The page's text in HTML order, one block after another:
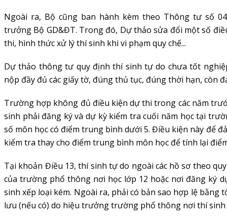
Ngoài ra, Bộ cũng ban hành kèm theo Thông tư số
trưởng Bộ GD&ĐT. Trong đó, Dự thảo sửa đổi một số
thi, hình thức xử lý thí sinh khi vi phạm quy chế...
Dự thảo thông tư quy định thí sinh tự do chưa tốt
nộp đầy đủ các giấy tờ, đúng thủ tục, đúng thời hạn, còn
Trường hợp không đủ điều kiện dự thi trong các năm
sinh phải đăng ký và dự kỳ kiểm tra cuối năm học tại
số môn học có điểm trung bình dưới 5. Điều kiện này để
kiểm tra thay cho điểm trung bình môn học để tính lại
Tại khoản Điều 13, thí sinh tự do ngoài các hồ sơ theo
của trường phổ thông nơi học lớp 12 hoặc nơi đăng ký
sinh xếp loại kém. Ngoài ra, phải có bản sao hợp lệ bằng
lưu (nếu có) do hiệu trưởng trường phổ thông nơi thí